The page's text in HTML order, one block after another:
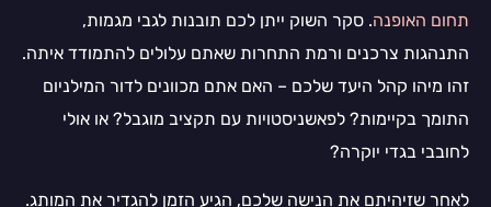
תחום האופנה. סקר השוק ייתן לכם תובנות לגבי מגמות,
התנהגות צרכנים ורמת התחרות שאתם עלולים להתמודד איתה.
זהו מיהו קהל היעד שלכם – האם אתם מכוונים לדור המילניום
התומך בקיימות? לפאשניסטויות עם תקציב מוגבל? או אולי
לחובבי בגדי יוקרה?
לאחר שזיהיתם את הנישה שלכם, הגיע הזמן להגדיר את המותג.